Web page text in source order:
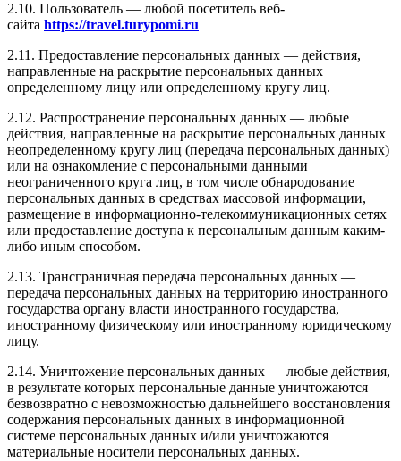
2.10. Пользователь — любой посетитель веб-
сайта https://travel.turypomi.ru
2.11. Предоставление персональных данных — действия,
направленные на раскрытие персональных данных
определенному лицу или определенному кругу лиц.
2.12. Распространение персональных данных — любые
действия, направленные на раскрытие персональных данных
неопределенному кругу лиц (передача персональных данных)
или на ознакомление с персональными данными
неограниченного круга лиц, в том числе обнародование
персональных данных в средствах массовой информации,
размещение в информационно-телекоммуникационных сетях
или предоставление доступа к персональным данным каким-
либо иным способом.
2.13. Трансграничная передача персональных данных —
передача персональных данных на территорию иностранного
государства органу власти иностранного государства,
иностранному физическому или иностранному юридическому
лицу.
2.14. Уничтожение персональных данных — любые действия,
в результате которых персональные данные уничтожаются
безвозвратно с невозможностью дальнейшего восстановления
содержания персональных данных в информационной
системе персональных данных и/или уничтожаются
материальные носители персональных данных.